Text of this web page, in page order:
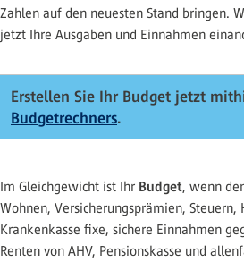
Zahlen auf den neuesten Stand bringen.
jetzt Ihre Ausgaben und Einnahmen
Erstellen Sie Ihr Budget jetzt
Budgetrechners.
Im Gleichgewicht ist Ihr Budget, wenn
Wohnen, Versicherungsprämien, Steuern,
Krankenkasse fixe, sichere Einnahmen
Renten von AHV, Pensionskasse und